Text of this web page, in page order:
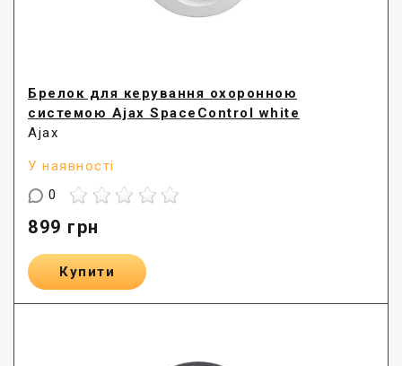
Брелок для керування охоронною
системою Ajax SpaceControl white
Ajax
У наявності
0
899 грн
Купити